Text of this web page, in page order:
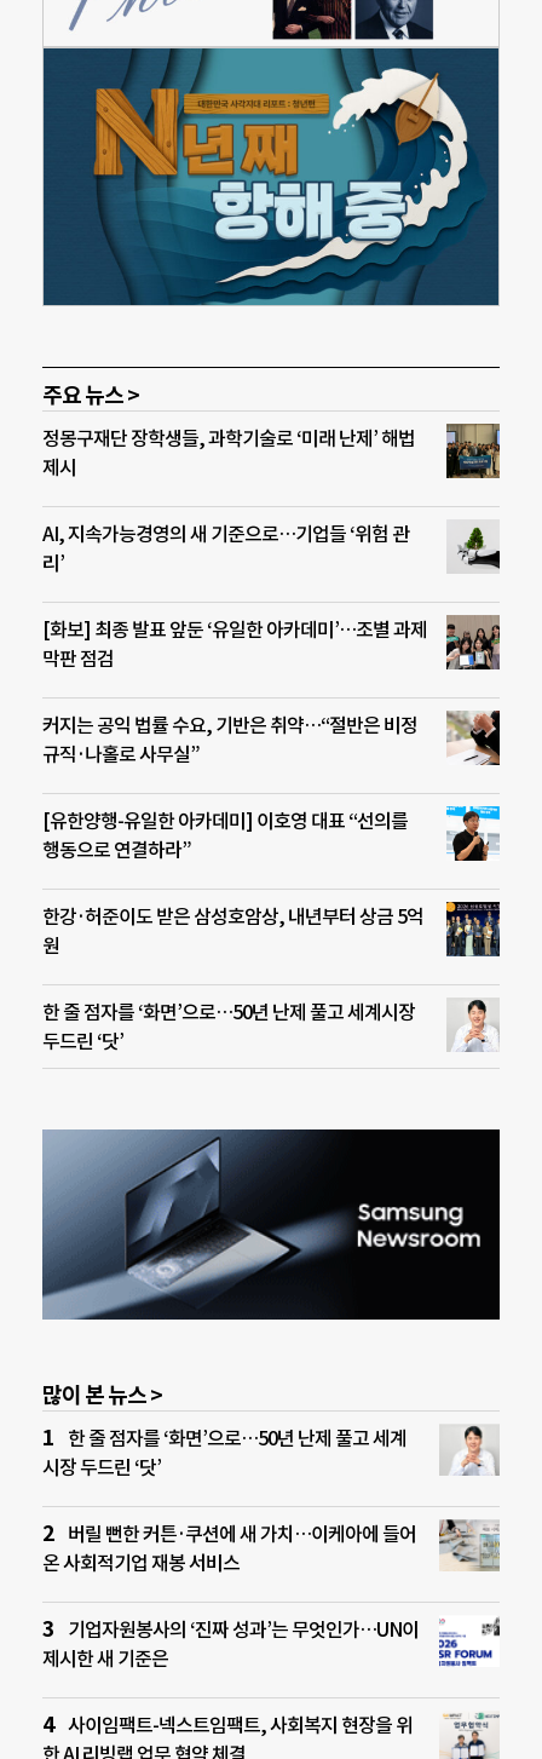
주요 뉴스 >
정몽구재단 장학생들, 과학기술로 ‘미래 난제’ 해법
제시
AI, 지속가능경영의 새 기준으로…기업들 ‘위험 관
리’
[화보] 최종 발표 앞둔 ‘유일한 아카데미’…조별 과제
막판 점검
커지는 공익 법률 수요, 기반은 취약…“절반은 비정
규직·나홀로 사무실”
[유한양행-유일한 아카데미] 이호영 대표 “선의를
행동으로 연결하라”
한강·허준이도 받은 삼성호암상, 내년부터 상금 5억
원
한 줄 점자를 ‘화면’으로…50년 난제 풀고 세계시장
두드린 ‘닷’
많이 본 뉴스 >
한 줄 점자를 ‘화면’으로…50년 난제 풀고 세계
시장 두드린 ‘닷’
버릴 뻔한 커튼·쿠션에 새 가치…이케아에 들어
온 사회적기업 재봉 서비스
기업자원봉사의 ‘진짜 성과’는 무엇인가…UN이
제시한 새 기준은
사이임팩트-넥스트임팩트, 사회복지 현장을 위